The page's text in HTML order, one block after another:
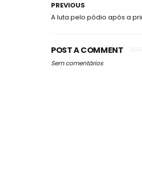
PREVIOUS
A luta pelo pódio após a
POST A COMMENT
Sem comentários